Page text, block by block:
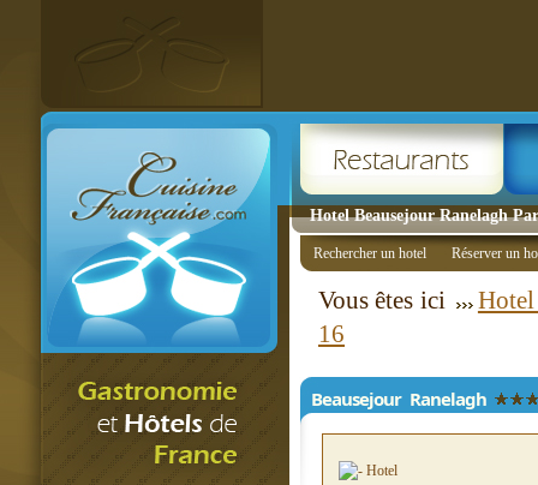
Hotel Beausejour Ranelagh
Rechercher un hotel Réserver un
Vous êtes ici
16
Beausejour Ranelagh